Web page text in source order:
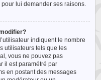
pour lui demander ses raisons.
indiquent le nombre
utilisateurs tels que les
vous ne pouvez pas
il est paramétré par
en postant des messages